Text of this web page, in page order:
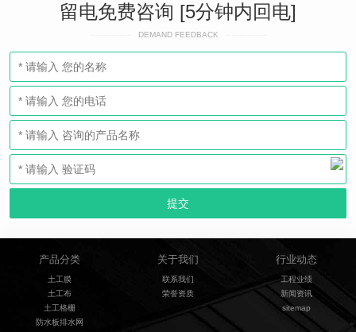
留电免费咨询 [5分钟内回电]
DEMAND FEEDBACK
产品分类
土工膜
土工布
土工格栅
防水板排水网
关于我们
联系我们
荣誉资质
行业动态
工程业绩
新闻资讯
sitemap